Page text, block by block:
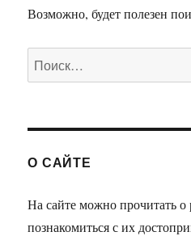
Возможно, будет полезен
Искать:
О САЙТЕ
На сайте можно прочитать о
познакомиться с их